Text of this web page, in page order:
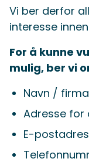
Vi ber derfor
interesse
For å kunne
mulig, ber vi
Navn /
Adresse
E-